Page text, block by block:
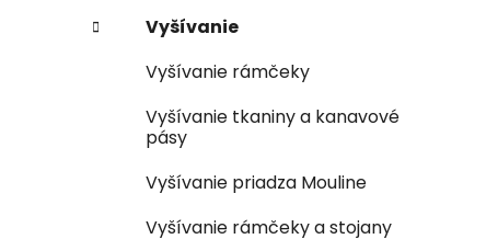
Vyšívanie
Vyšívanie rámčeky
Vyšívanie tkaniny a kanavové
pásy
Vyšívanie priadza Mouline
Vyšívanie rámčeky a stojany